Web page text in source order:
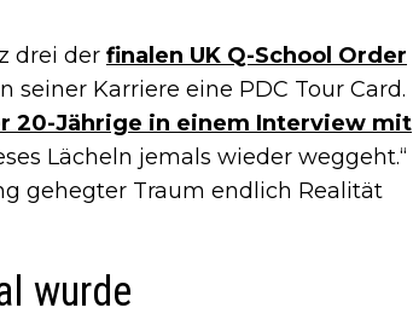
drei der finalen UK Q-School Order
Karriere eine PDC Tour Card.
20-Jährige in einem Interview mit
Lächeln jemals wieder weggeht.“
gehegter Traum endlich Realität
wurde